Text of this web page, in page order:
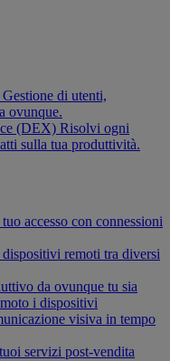
Gestione di utenti,
ovunque.
(DEX) Risolvi ogni
sulla tua produttività.
accesso con connessioni
remoti tra diversi
da ovunque tu sia
i dispositivi
visiva in tempo
servizi post-vendita